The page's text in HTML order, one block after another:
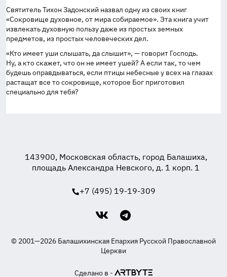
Святитель Тихон Задонский назвал одну из своих книг
«Сокровище духовное, от мира собираемое». Эта книга учит
извлекать духовную пользу даже из простых земных
предметов, из простых человеческих дел.
«Кто имеет уши слышать, да слышит», — говорит Господь.
Ну, а кто скажет, что он не имеет ушей? А если так, то чем
будешь оправдываться, если птицы небесные у всех на глазах
растащат все то сокровище, которое Бог приготовил
специально для тебя?
143900, Московская область, город Балашиха,
площадь Александра Невского, д. 1 корп. 1
+7 (495) 19-19-309
© 2001—2026 Балашихинская Епархия Русской Православной
Церкви
Сделано в -